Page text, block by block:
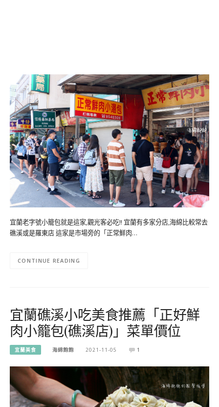
宜蘭老字號小籠包就是這家,觀光客必吃!! 宜蘭有多家分店,海綿比較常去
礁溪或是羅東店 這家是市場旁的「正常鮮肉…
CONTINUE READING
宜蘭礁溪小吃美食推薦「正好鮮
肉小籠包(礁溪店)」菜單價位
宜蘭美食 海綿飽飽 2021-11-05 1